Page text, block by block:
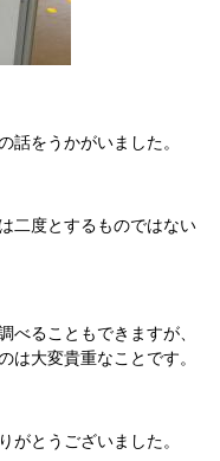
をうかがいました。
二度とするものではない
ることもできますが、
は大変貴重なことです。
とうございました。